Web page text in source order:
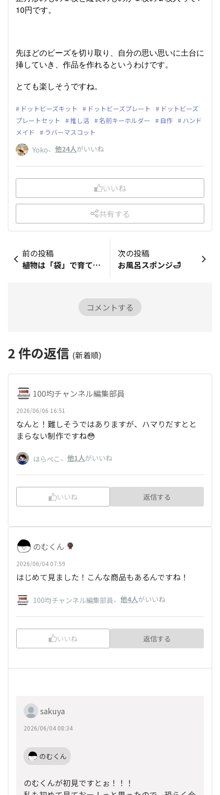
10円です。
先ほどのビーズを切り取り、自分の思い思いに土台に
挿していき、作品を作れるというわけです。
とても楽しそうですね。
ドットビーズキット ドットビーズプレート
ドットビーズ
プレートセット
推し活 名前キーホルダー 自作
ハンド
メイド
ラバーマスコット
Yoko、 他24人がいいね
いいね
共有する
前の投稿
植物は「袋」で育てる時代！道具の要らない【袋プランターで育てるハーブ】シリーズその２
次の投稿
お風呂スポンジ🛁
コメントする
2 件の返信 (新着順)
100均チャンネル編集部員
2026/06/06 16:51
なんと！難しそうではありますが、ハマりだすとと
まらない制作ですね😳
はらぺこ 、 他1人がいいね
いいね 返信する
のむくん
2026/06/04 07:59
はじめて見ました！こんな商品もあるんですね！
100均チャンネル編集部員、 他4人がいいね
いいね 返信する
sakuya
2026/06/04 08:34
のむくん
のむくんが初見ですとぉ！！！